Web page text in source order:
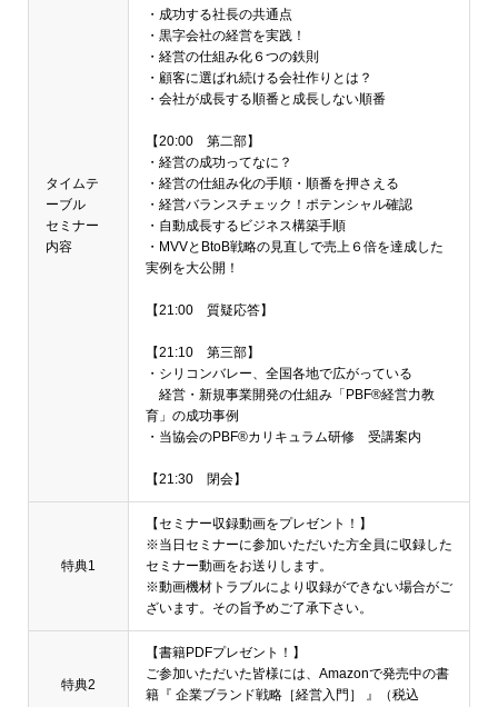
タイムテ
ーブル
セミナー
内容
・成功する社長の共通点
・黒字会社の経営を実践！
・経営の仕組み化６つの鉄則
・顧客に選ばれ続ける会社作りとは？
・会社が成長する順番と成長しない順番
【20:00 第二部】
・経営の成功ってなに？
・経営の仕組み化の手順・順番を押さえる
・経営バランスチェック！ポテンシャル確認
・自動成長するビジネス構築手順
・MVVとBtoB戦略の見直しで売上６倍を達成した
実例を大公開！
【21:00 質疑応答】
【21:10 第三部】
・シリコンバレー、全国各地で広がっている
経営・新規事業開発の仕組み「PBF®経営力教
育」の成功事例
・当協会のPBF®カリキュラム研修 受講案内
【21:30 閉会】
特典1
【セミナー収録動画をプレゼント！】
※当日セミナーに参加いただいた方全員に収録した
セミナー動画をお送りします。
※動画機材トラブルにより収録ができない場合がご
ざいます。その旨予めご了承下さい。
特典2
【書籍PDFプレゼント！】
ご参加いただいた皆様には、Amazonで発売中の書
籍『 企業ブランド戦略［経営入門］ 』（税込